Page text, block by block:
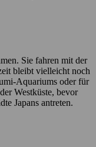
Sie fahren mit der
bleibt vielleicht noch
Aquariums oder für
Westküste, bevor
Japans antreten.